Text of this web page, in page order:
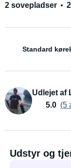
2 sovepladser
Standard
Udlejet af
5.0 (5
Udstyr og